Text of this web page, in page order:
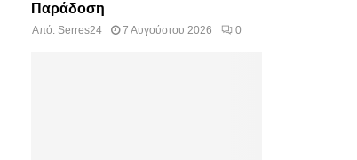
Παράδοση
Από: Serres24 7 Αυγούστου 2026 0